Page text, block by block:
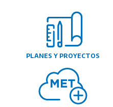
PLANES Y PROYECTOS